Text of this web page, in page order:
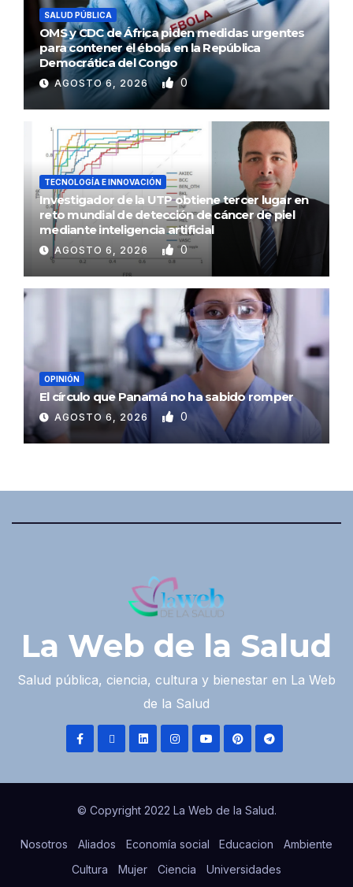
SALUD PÚBLICA
OMS y CDC de África piden medidas urgentes
para contener el ébola en la República
Democrática del Congo
AGOSTO 6, 2026 0
TECNOLOGÍA E INNOVACIÓN
Investigador de la UTP obtiene tercer lugar en
reto mundial de detección de cáncer de piel
mediante inteligencia artificial
AGOSTO 6, 2026 0
OPINIÓN
El círculo que Panamá no ha sabido romper
AGOSTO 6, 2026 0
La Web de la Salud
Salud pública, ciencia, cultura y bienestar en La Web
de la Salud
© Copyright 2022 La Web de la Salud.
Nosotros Aliados Economía social Educacion
Ambiente
Cultura
Mujer Ciencia Universidades